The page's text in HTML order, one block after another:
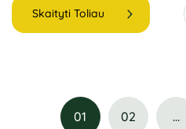
Skaityti Toliau
01 02 …